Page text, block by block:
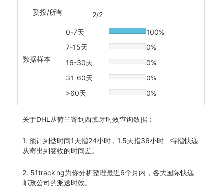
妥投/所有 2/2
数据样本
0-7天 20% Complete
100%
7-15天
20% Complete0%
16-30天
20% Complete0%
31-60天
20% Complete0%
>60天
20% Complete0%
关于DHL从荷兰寄到西班牙时效查询数据：
1. 预计到达时间1天指24小时，1.5天指36小时，特指快递
从寄出到签收的时间差。
2. 51tracking为你分析整理最近6个月内，各大国际快递
邮政公司的派送时效。